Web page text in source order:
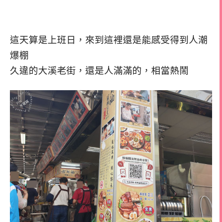
這天算是上班日，來到這裡還是能感受得到人潮
爆棚
久違的大溪老街，還是人滿滿的，相當熱鬧